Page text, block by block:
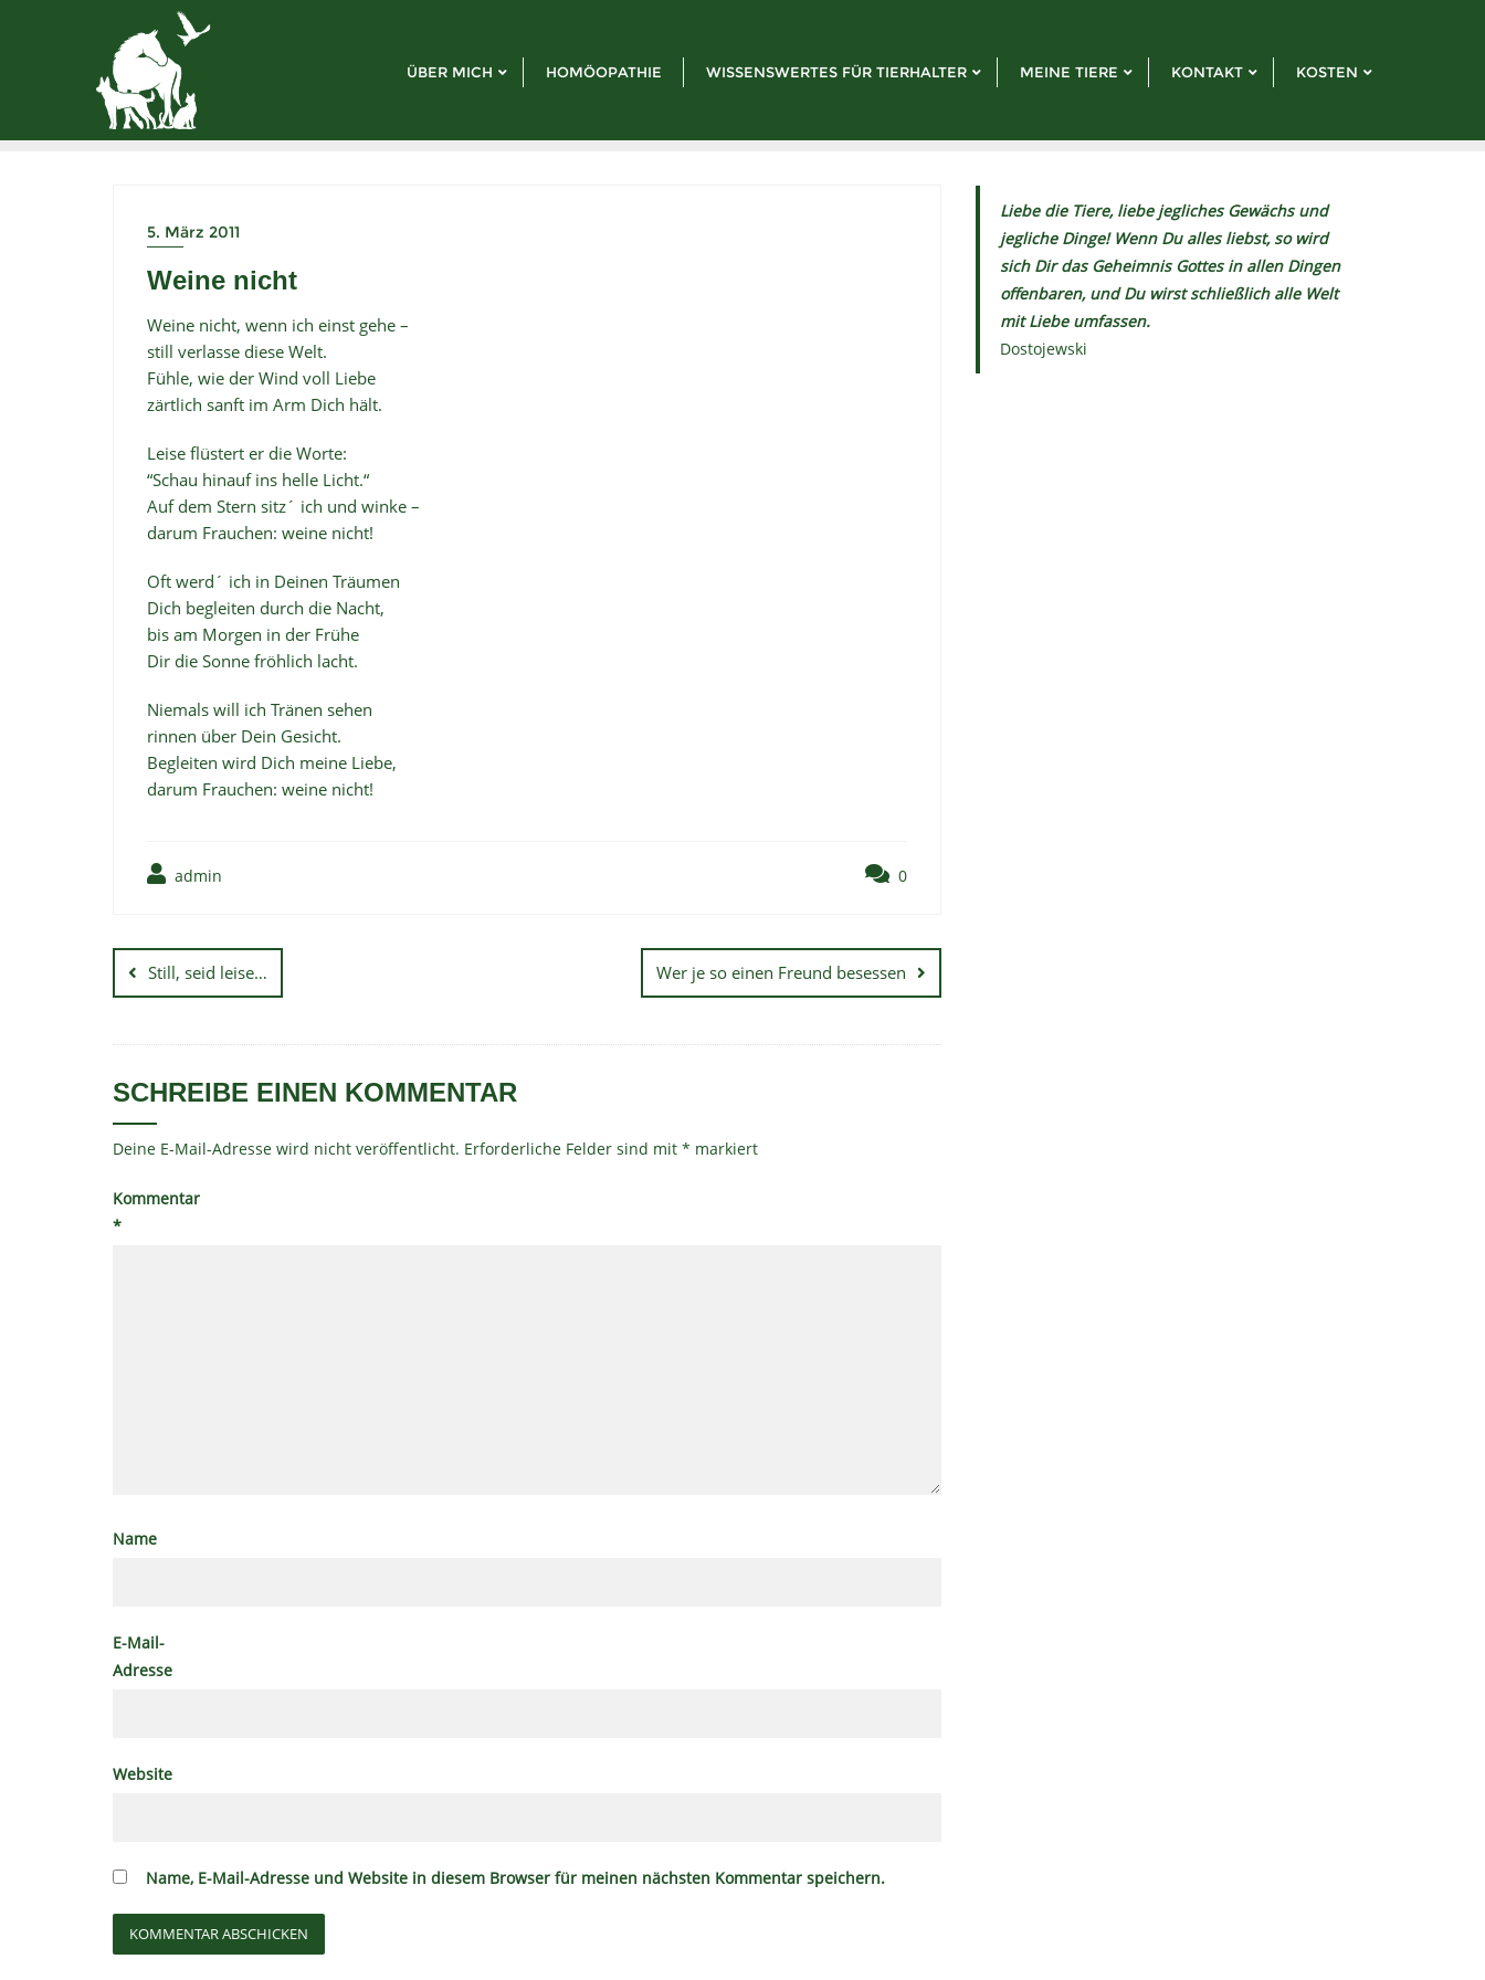
ÜBER MICH HOMÖOPATHIE WISSENSWERTES FÜR TIERHALTER MEINE TIERE KONTAKT KOSTEN
5. März 2011
Weine nicht
Weine nicht, wenn ich einst gehe –
still verlasse diese Welt.
Fühle, wie der Wind voll Liebe
zärtlich sanft im Arm Dich hält.
Leise flüstert er die Worte:
“Schau hinauf ins helle Licht.“
Auf dem Stern sitz´ ich und winke –
darum Frauchen: weine nicht!
Oft werd´ ich in Deinen Träumen
Dich begleiten durch die Nacht,
bis am Morgen in der Frühe
Dir die Sonne fröhlich lacht.
Niemals will ich Tränen sehen
rinnen über Dein Gesicht.
Begleiten wird Dich meine Liebe,
darum Frauchen: weine nicht!
admin 0
Still, seid leise… Wer je so einen Freund besessen
SCHREIBE EINEN KOMMENTAR
Deine E-Mail-Adresse wird nicht veröffentlicht. Erforderliche Felder sind mit * markiert
Kommentar
*
Name
E-Mail-
Adresse
Website
Name, E-Mail-Adresse und Website in diesem Browser für meinen nächsten Kommentar speichern.
Liebe die Tiere, liebe jegliches Gewächs und
jegliche Dinge! Wenn Du alles liebst, so wird
sich Dir das Geheimnis Gottes in allen Dingen
offenbaren, und Du wirst schließlich alle Welt
mit Liebe umfassen.
Dostojewski